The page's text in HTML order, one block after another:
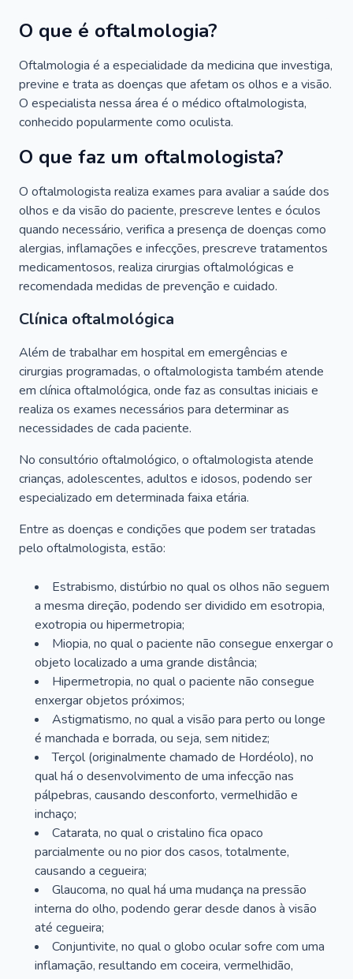
O que é oftalmologia?
Oftalmologia é a especialidade da medicina que investiga,
previne e trata as doenças que afetam os olhos e a visão.
O especialista nessa área é o médico oftalmologista,
conhecido popularmente como oculista.
O que faz um oftalmologista?
O oftalmologista realiza exames para avaliar a saúde dos
olhos e da visão do paciente, prescreve lentes e óculos
quando necessário, verifica a presença de doenças como
alergias, inflamações e infecções, prescreve tratamentos
medicamentosos, realiza cirurgias oftalmológicas e
recomendada medidas de prevenção e cuidado.
Clínica oftalmológica
Além de trabalhar em hospital em emergências e
cirurgias programadas, o oftalmologista também atende
em clínica oftalmológica, onde faz as consultas iniciais e
realiza os exames necessários para determinar as
necessidades de cada paciente.
No consultório oftalmológico, o oftalmologista atende
crianças, adolescentes, adultos e idosos, podendo ser
especializado em determinada faixa etária.
Entre as doenças e condições que podem ser tratadas
pelo oftalmologista, estão:
Estrabismo, distúrbio no qual os olhos não seguem
a mesma direção, podendo ser dividido em esotropia,
exotropia ou hipermetropia;
Miopia, no qual o paciente não consegue enxergar o
objeto localizado a uma grande distância;
Hipermetropia, no qual o paciente não consegue
enxergar objetos próximos;
Astigmatismo, no qual a visão para perto ou longe
é manchada e borrada, ou seja, sem nitidez;
Terçol (originalmente chamado de Hordéolo), no
qual há o desenvolvimento de uma infecção nas
pálpebras, causando desconforto, vermelhidão e
inchaço;
Catarata, no qual o cristalino fica opaco
parcialmente ou no pior dos casos, totalmente,
causando a cegueira;
Glaucoma, no qual há uma mudança na pressão
interna do olho, podendo gerar desde danos à visão
até cegueira;
Conjuntivite, no qual o globo ocular sofre com uma
inflamação, resultando em coceira, vermelhidão,